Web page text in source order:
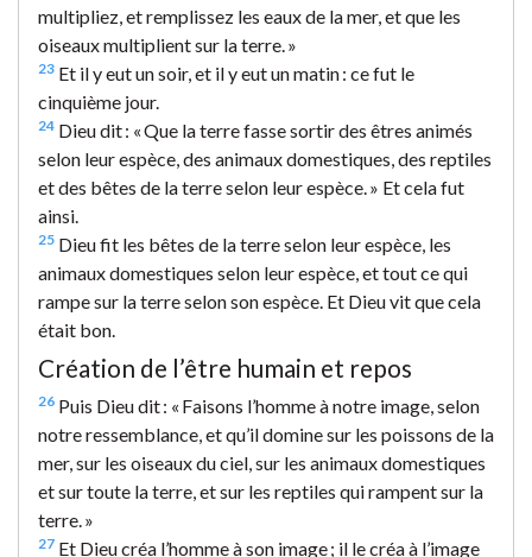
multipliez, et remplissez les eaux de la mer, et que les
oiseaux multiplient sur la terre. »
23 Et il y eut un soir, et il y eut un matin : ce fut le
cinquième jour.
24 Dieu dit : « Que la terre fasse sortir des êtres animés
selon leur espèce, des animaux domestiques, des reptiles
et des bêtes de la terre selon leur espèce. » Et cela fut
ainsi.
25 Dieu fit les bêtes de la terre selon leur espèce, les
animaux domestiques selon leur espèce, et tout ce qui
rampe sur la terre selon son espèce. Et Dieu vit que cela
était bon.
Création de l’être humain et repos
26 Puis Dieu dit : « Faisons l’homme à notre image, selon
notre ressemblance, et qu’il domine sur les poissons de la
mer, sur les oiseaux du ciel, sur les animaux domestiques
et sur toute la terre, et sur les reptiles qui rampent sur la
terre. »
27 Et Dieu créa l’homme à son image ; il le créa à l’image